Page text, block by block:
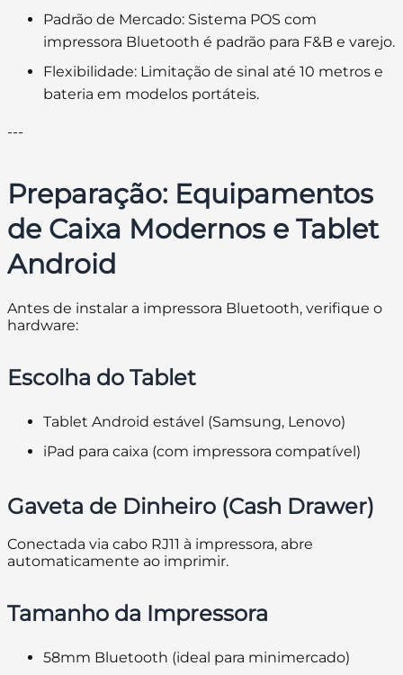
Padrão de Mercado: Sistema POS com
impressora Bluetooth é padrão para F&B e varejo.
Flexibilidade: Limitação de sinal até 10 metros e
bateria em modelos portáteis.
---
Preparação: Equipamentos
de Caixa Modernos e Tablet
Android
Antes de instalar a impressora Bluetooth, verifique o
hardware:
Escolha do Tablet
Tablet Android estável (Samsung, Lenovo)
iPad para caixa (com impressora compatível)
Gaveta de Dinheiro (Cash Drawer)
Conectada via cabo RJ11 à impressora, abre
automaticamente ao imprimir.
Tamanho da Impressora
58mm Bluetooth (ideal para minimercado)